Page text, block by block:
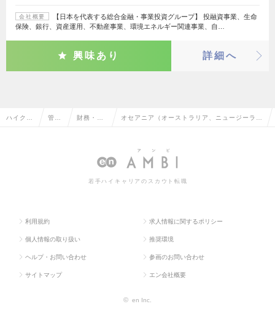
会社概要
【日本を代表する総合金融・事業投資グループ】 投融資事業、生命
保険、銀行、資産運用、不動産事業、環境エネルギー関連事業、自…
興味あり 詳細へ
ハイクラ 管理 財務・コ オセアニア（オーストラリア、ニュージーラン
報一覧
若手ハイキャリアのスカウト転職
利用規約 求人情報に関するポリシー
個人情報の取り扱い 推奨環境
ヘルプ・お問い合わせ 参画のお問い合わせ
サイトマップ エン会社概要
© en Inc.